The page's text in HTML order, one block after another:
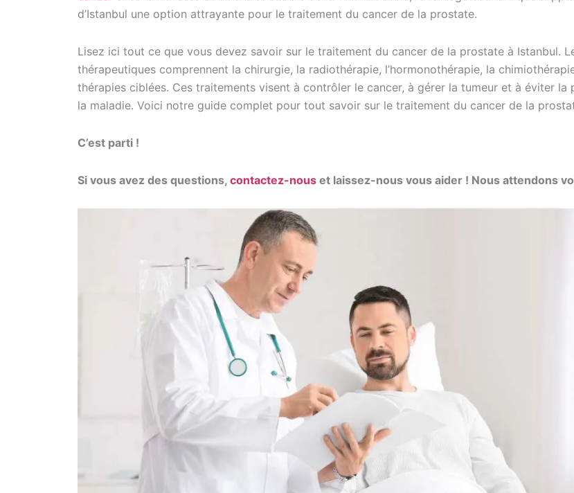
d’Istanbul une option attrayante pour le traitement du cancer de la prostate.
Lisez ici tout ce que vous devez savoir sur le traitement du cancer de la prostate à Istanbul.
thérapeutiques comprennent la chirurgie, la radiothérapie, l’hormonothérapie, la
thérapies ciblées. Ces traitements visent à contrôler le cancer, à gérer la tumeur et à éviter la
la maladie. Voici notre guide complet pour tout savoir sur le traitement du cancer de la
C’est parti !
Si vous avez des questions, contactez-nous et laissez-nous vous aider ! Nous attendons